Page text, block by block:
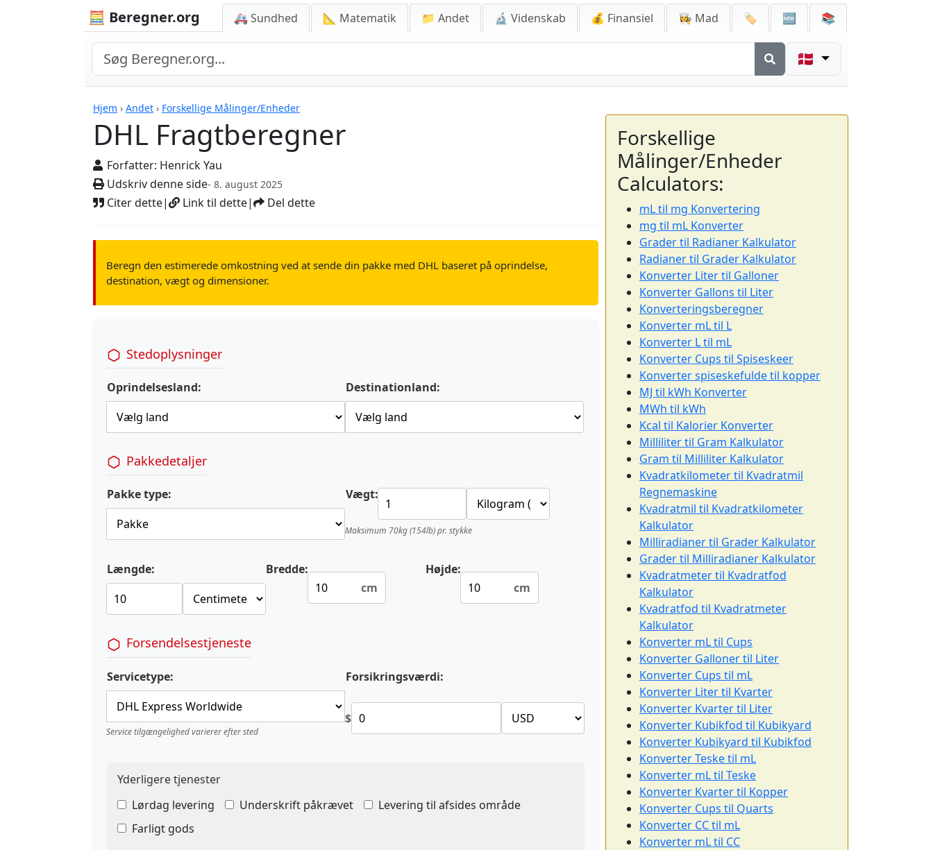
🧮 Beregner.org 🚑 Sundhed 📐 Matematik 📁 Andet 🔬 Videnskab 💰 Finansiel 👩‍🍳 Mad 🏷️ 🆕 📚
🇩🇰
Hjem › Andet › Forskellige Målinger/Enheder
DHL Fragtberegner
Forfatter: Henrick Yau
Udskriv denne side- 8. august 2025
Citer dette| Link til dette| Del dette
DHL Fragtberegner
Beregn den estimerede omkostning ved at sende din pakke med DHL baseret på oprindelse,
destination, vægt og dimensioner.
Stedoplysninger
Oprindelsesland: Destinationland:
Pakkedetaljer
Pakke type: Vægt:
Maksimum 70kg (154lb) pr. stykke
Længde:
Bredde:
cm
Højde:
cm
Forsendelsestjeneste
Servicetype:
Service tilgængelighed varierer efter sted
Forsikringsværdi:
$
Yderligere tjenester
Lørdag levering
Underskrift påkrævet
Levering til afsides område
Farligt gods
Forskellige
Målinger/Enheder
Calculators:
mL til mg Konvertering
mg til mL Konverter
Grader til Radianer Kalkulator
Radianer til Grader Kalkulator
Konverter Liter til Galloner
Konverter Gallons til Liter
Konverteringsberegner
Konverter mL til L
Konverter L til mL
Konverter Cups til Spiseskeer
Konverter spiseskefulde til kopper
MJ til kWh Konverter
MWh til kWh
Kcal til Kalorier Konverter
Milliliter til Gram Kalkulator
Gram til Milliliter Kalkulator
Kvadratkilometer til Kvadratmil
Regnemaskine
Kvadratmil til Kvadratkilometer
Kalkulator
Milliradianer til Grader Kalkulator
Grader til Milliradianer Kalkulator
Kvadratmeter til Kvadratfod
Kalkulator
Kvadratfod til Kvadratmeter
Kalkulator
Konverter mL til Cups
Konverter Galloner til Liter
Konverter Cups til mL
Konverter Liter til Kvarter
Konverter Kvarter til Liter
Konverter Kubikfod til Kubikyard
Konverter Kubikyard til Kubikfod
Konverter Teske til mL
Konverter mL til Teske
Konverter Kvarter til Kopper
Konverter Cups til Quarts
Konverter CC til mL
Konverter mL til CC